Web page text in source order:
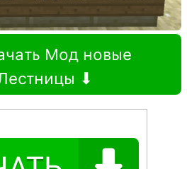
Мод новые
⬇